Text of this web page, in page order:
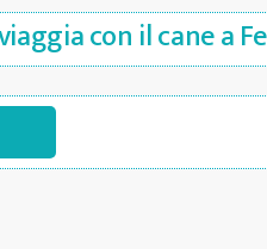
con il cane a